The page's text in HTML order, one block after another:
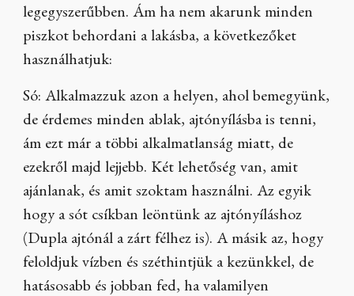
legegyszerűbben. Ám ha nem akarunk minden
piszkot behordani a lakásba, a következőket
használhatjuk:
Só: Alkalmazzuk azon a helyen, ahol bemegyünk,
de érdemes minden ablak, ajtónyílásba is tenni,
ám ezt már a többi alkalmatlanság miatt, de
ezekről majd lejjebb. Két lehetőség van, amit
ajánlanak, és amit szoktam használni. Az egyik
hogy a sót csíkban leöntünk az ajtónyíláshoz
(Dupla ajtónál a zárt félhez is). A másik az, hogy
feloldjuk vízben és széthintjük a kezünkkel, de
hatásosabb és jobban fed, ha valamilyen